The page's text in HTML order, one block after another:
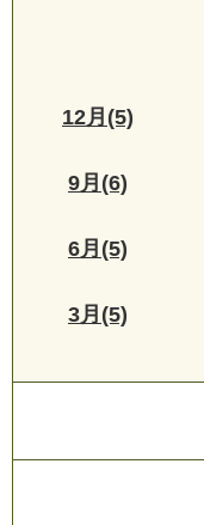
12月(5)
9月(6)
6月(5)
3月(5)